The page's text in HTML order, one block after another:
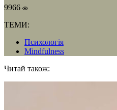
9966
ТЕМИ:
Психологія
Mindfulness
Читай також: